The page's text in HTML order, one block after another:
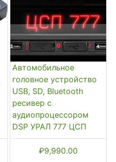
Автомобильное
головное устройство
USB, SD, Bluetooth
ресивер с
аудиопроцессором
DSP УРАЛ 777 ЦСП
₽9,990.00